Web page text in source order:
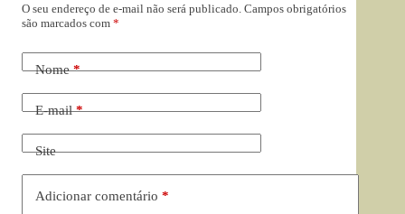
O seu endereço de e-mail não será publicado. Campos obrigatórios
são marcados com *
Nome*
E-mail*
Site
Adicionar comentário *